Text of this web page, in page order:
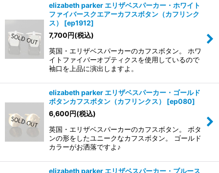
elizabeth parker エリザベスパーカー・ホワイト
ファイバースクエアーカフスボタン（カフリンク
ス）
[ep1912]
7,700円(税込)
英国・エリザベスパーカーのカフスボタン。 ホワ
イトファイバーオプティクスを使用しているので
袖口を上品に演出しますよ。
elizabeth parker エリザベスパーカー・ゴールド
ボタンカフスボタン（カフリンクス）
[ep080]
6,600円(税込)
英国・エリザベスパーカーのカフスボタン。 ボタ
ンの形をしたユニークなカフスボタン。 ゴールド
カラーがお洒落ですよ♪
elizabeth parker エリザベスパーカー・ブルース